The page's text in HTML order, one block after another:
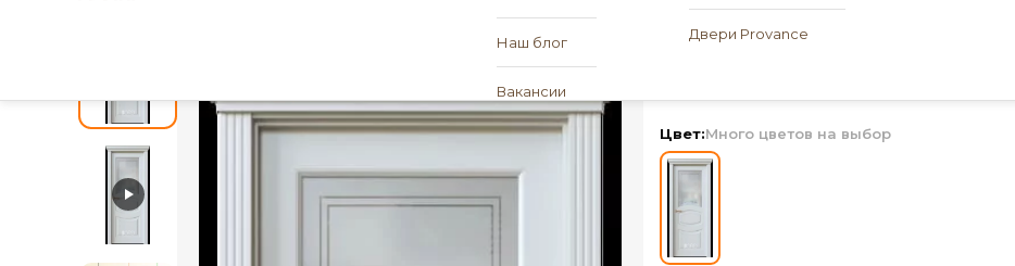
Наш блог
Вакансии
Двери Provance
Межкомнатная дверь
Цвет:Много цветов на выбор